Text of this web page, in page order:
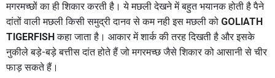
मगरमच्छों का ही शिकार करती है। ये मछली देखने में बहुत भयानक होती है पैने
दांतों वाली मछली किसी समुद्री दानव से कम नही इस मछली को GOLIATH
TIGERFISH कहा जाता है। आकार में शार्क की तरह दिखती है और इसके
नुकीले बड़े-बड़े बत्तीस दांत होते हैं जो मगरमच्छ जैसे शिकार को आसानी से चीर
फाड़ सकते हैं।